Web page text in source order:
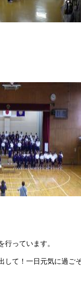
行っています。
して！一日元気に過ご